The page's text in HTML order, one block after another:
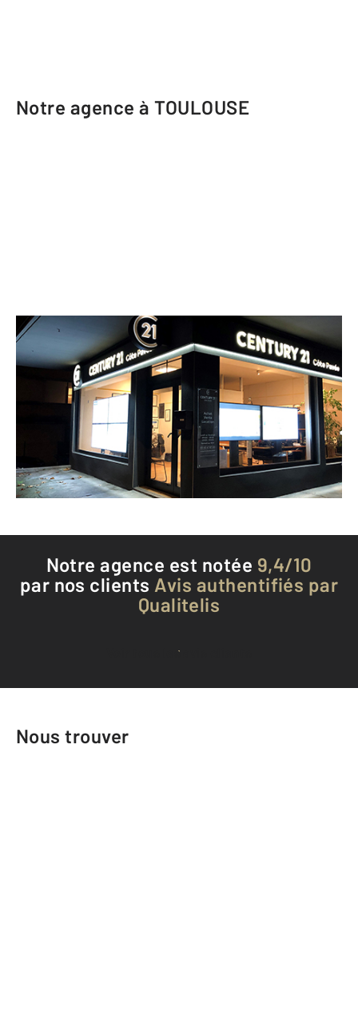
Notre agence à TOULOUSE
CENTURY 21 Côte Pavée
140 avenue de Castres
TOULOUSE - 31500
Envoyer un message
Téléphoner à l'agence
Notre agence est notée 9,4/10
par nos clients Avis authentifiés par
Qualitelis
Voir tous les avis clients
Nous trouver